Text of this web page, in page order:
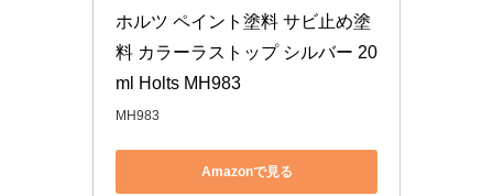
ホルツ ペイント塗料 サビ止め塗
料 カラーラストップ シルバー 20
ml Holts MH983
MH983
Amazonで見る